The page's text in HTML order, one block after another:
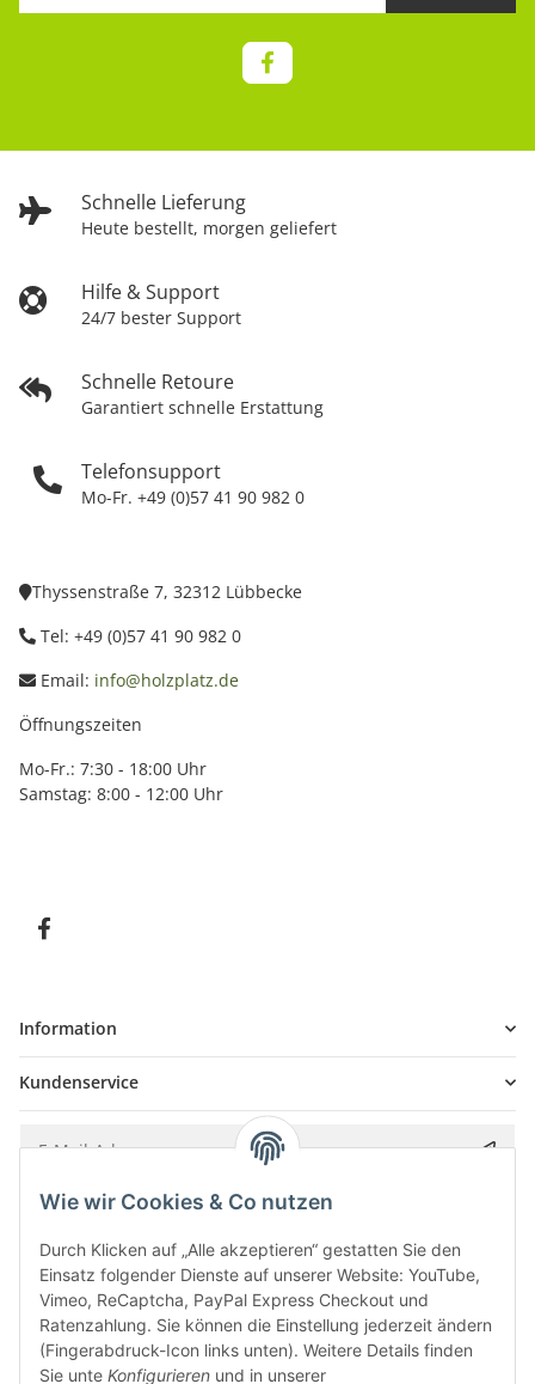
Schnelle Lieferung
Heute bestellt, morgen geliefert
Hilfe & Support
24/7 bester Support
Schnelle Retoure
Garantiert schnelle Erstattung
Telefonsupport
Mo-Fr. +49 (0)57 41 90 982 0
Thyssenstraße 7, 32312 Lübbecke
Tel: +49 (0)57 41 90 982 0
Email: info@holzplatz.de
Öffnungszeiten
Mo-Fr.: 7:30 - 18:00 Uhr
Samstag: 8:00 - 12:00 Uhr
Information
Kundenservice
Bitte senden Sie mir entsprechend IhrerDatenschutzerklärung
Wie wir Cookies & Co nutzen
Durch Klicken auf „Alle akzeptieren“ gestatten Sie den
Einsatz folgender Dienste auf unserer Website: YouTube,
Vimeo, ReCaptcha, PayPal Express Checkout und
Ratenzahlung. Sie können die Einstellung jederzeit ändern
(Fingerabdruck-Icon links unten). Weitere Details finden
Sie unte Konfigurieren und in unserer